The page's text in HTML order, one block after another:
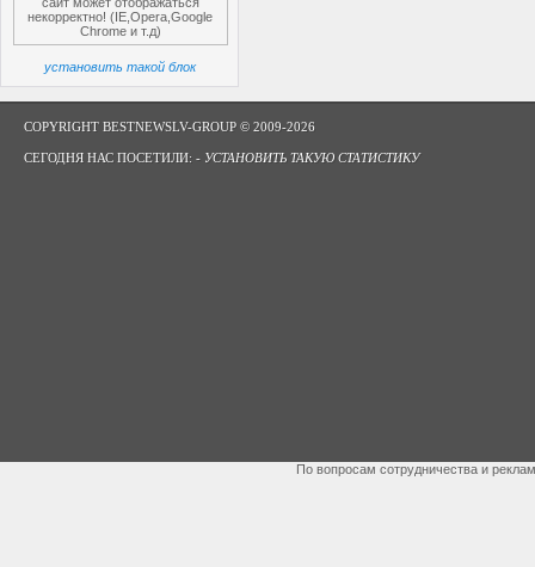
некорректно! (IE,Opera,Google
Chrome и т.д)
установить такой блок
COPYRIGHT BESTNEWSLV-GROUP © 2009-2026
СЕГОДНЯ НАС ПОСЕТИЛИ: - УСТАНОВИТЬ ТАКУЮ СТАТИСТИКУ
По вопросам сотрудничества и